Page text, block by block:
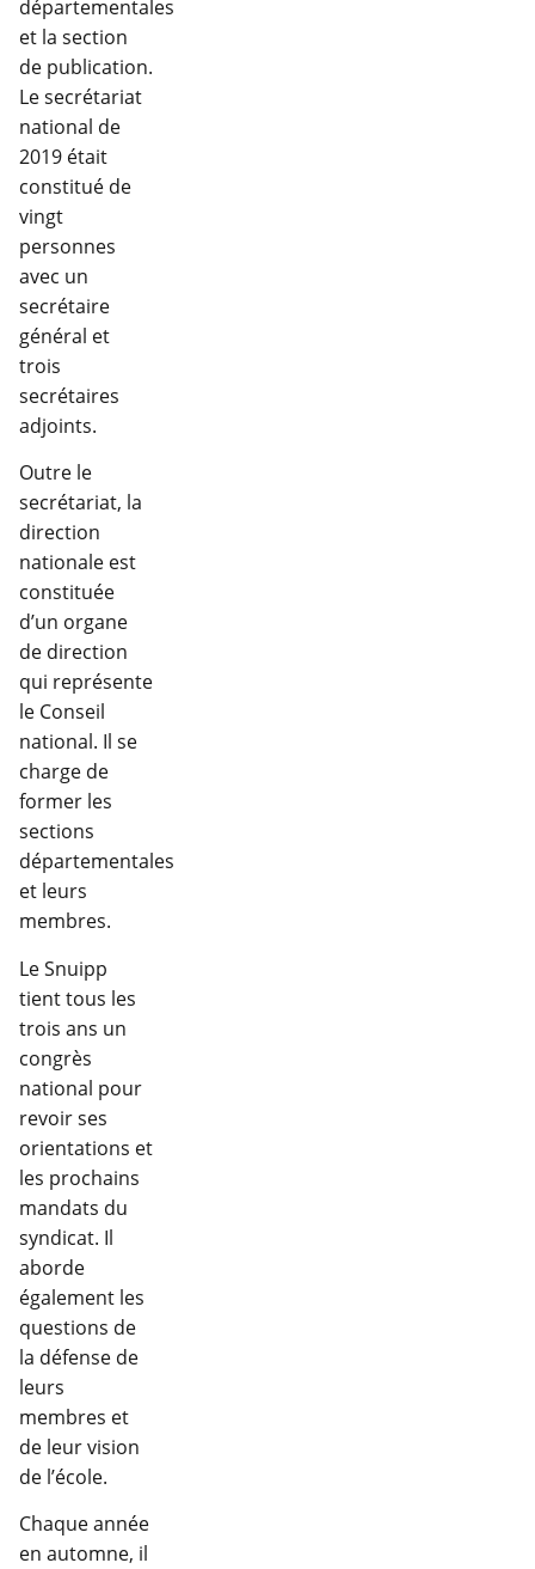
départementales
et la section
de publication.
Le secrétariat
national de
2019 était
constitué de
vingt
personnes
avec un
secrétaire
général et
trois
secrétaires
adjoints.
Outre le
secrétariat, la
direction
nationale est
constituée
d’un organe
de direction
qui représente
le Conseil
national. Il se
charge de
former les
sections
départementales
et leurs
membres.
Le Snuipp
tient tous les
trois ans un
congrès
national pour
revoir ses
orientations et
les prochains
mandats du
syndicat. Il
aborde
également les
questions de
la défense de
leurs
membres et
de leur vision
de l’école.
Chaque année
en automne, il